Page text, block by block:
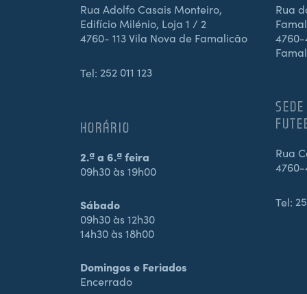
Rua Adolfo Casais Monteiro,
Edifício Milénio, Loja 1 / 2
4760- 113 Vila Nova de Famalicão
Tel: 252 011 123
HORÁRIO
2.ª a 6.ª feira
09h30 às 19h00
Sábado
09h30 às 12h30
14h30 às 18h00
Domingos e Feriados
Encerrado
Rua
4760-
Rua
4760-
Tel: